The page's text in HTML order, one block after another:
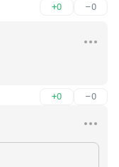
+0 –0
+0 –0